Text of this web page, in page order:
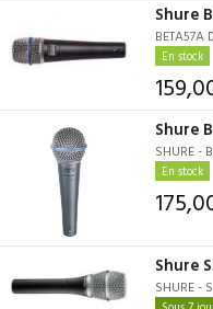
Shure
En stock
Shure
SHURE -
En stock
Shure
SHURE -